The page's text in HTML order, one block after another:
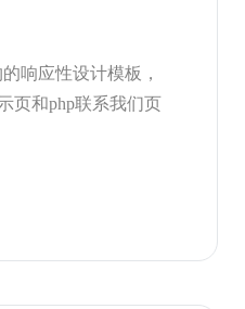
响应性设计模板，
页和php联系我们页